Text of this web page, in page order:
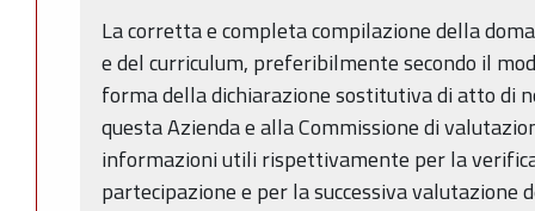
La corretta e completa compilazione della
e del curriculum, preferibilmente secondo il
forma della dichiarazione sostitutiva di atto di
questa Azienda e alla Commissione di
informazioni utili rispettivamente per la
partecipazione e per la successiva valutazione